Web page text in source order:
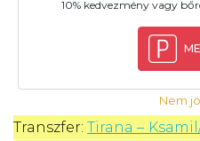
10% kedvezmény vagy
Nem
Transzfer: Tirana –